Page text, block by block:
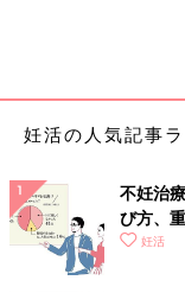
妊活の人気記事
不妊治
び方、
妊活